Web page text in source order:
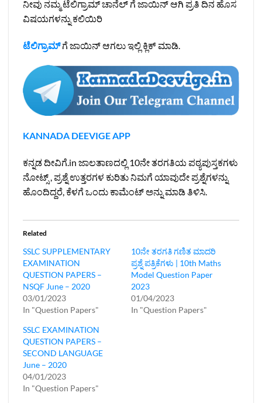
ನೀವು ನಮ್ಮ ಟೆಲಿಗ್ರಾಮ್ ಚಾನೆಲ್ ಗೆ ಜಾಯಿನ್ ಆಗಿ ಪ್ರತಿ ದಿನ ಹೊಸ
ವಿಷಯಗಳನ್ನು ಕಲಿಯಿರಿ
ಟೆಲಿಗ್ರಾಮ್ಗೆ ಜಾಯಿನ್ ಆಗಲು ಇಲ್ಲಿ ಕ್ಲಿಕ್ ಮಾಡಿ.
KANNADA DEEVIGE APP
ಕನ್ನಡ ದೀವಿಗೆ.in ಜಾಲತಾಣದಲ್ಲಿ 10ನೇ ತರಗತಿಯ ಪಠ್ಯಪುಸ್ತಕಗಳು
ನೋಟ್ಸ್ , ಪ್ರಶ್ನೆ ಉತ್ತರಗಳ ಕುರಿತು ನಿಮಗೆ ಯಾವುದೇ ಪ್ರಶ್ನೆಗಳನ್ನು
ಹೊಂದಿದ್ದರೆ, ಕೆಳಗೆ ಒಂದು ಕಾಮೆಂಟ್ ಅನ್ನು ಮಾಡಿ ತಿಳಿಸಿ.
Related
SSLC SUPPLEMENTARY
EXAMINATION
QUESTION PAPERS –
NSQF June – 2020
03/01/2023
In "Question Papers"
10ನೇ ತರಗತಿ ಗಣಿತ ಮಾದರಿ
ಪ್ರಶ್ನೆ ಪತ್ರಿಕೆಗಳು | 10th Maths
Model Question Paper
2023
01/04/2023
In "Question Papers"
SSLC EXAMINATION
QUESTION PAPERS –
SECOND LANGUAGE
June – 2020
04/01/2023
In "Question Papers"